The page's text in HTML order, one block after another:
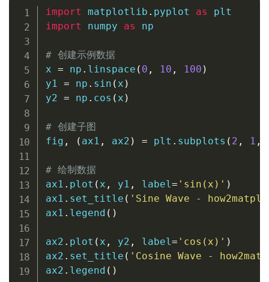
import matplotlib . pyplot as
import numpy as np
# 创建示例数据
x = np . linspace ( 0 , 10 , 100 )
y1 = np . sin ( x )
y2 = np . cos ( x )
# 创建子图
fig , ( ax1 , ax2 ) = plt . subplots ( 2 , 1 ,
# 绘制数据
ax1 . plot ( x , y1 , label= 'sin(x)' )
ax1 . set_title ( 'Sine Wave -
ax1 . legend ( )
ax2 . plot ( x , y2 , label= 'cos(x)' )
ax2 . set_title ( 'Cosine Wave -
ax2 . legend ( )